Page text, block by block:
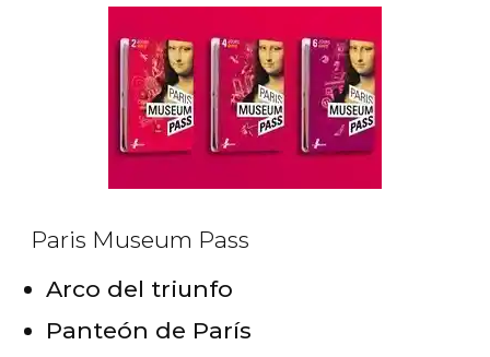
Paris Museum Pass
Arco del triunfo
Panteón de París